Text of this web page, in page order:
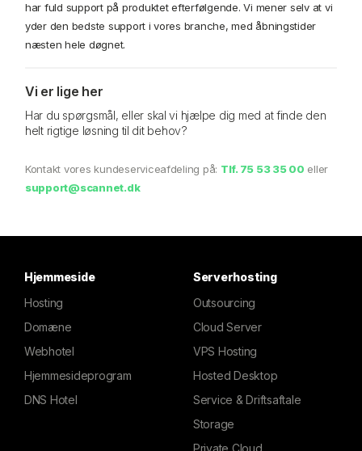
har fuld support på produktet efterfølgende. Vi mener selv at vi
yder den bedste support i vores branche, med åbningstider
næsten hele døgnet.
Vi er lige her
Har du spørgsmål, eller skal vi hjælpe dig med at finde den
helt rigtige løsning til dit behov?
Kontakt vores kundeserviceafdeling på: Tlf. 75 53 35 00 eller
support@scannet.dk
Hjemmeside
Hosting
Domæne
Webhotel
Hjemmesideprogram
DNS Hotel
Serverhosting
Outsourcing
Cloud Server
VPS Hosting
Hosted Desktop
Service & Driftsaftale
Storage
Private Cloud